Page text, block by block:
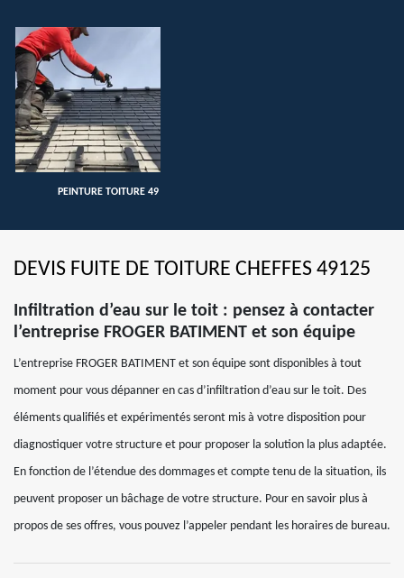
PEINTURE TOITURE 49
DEVIS FUITE DE TOITURE CHEFFES 49125
Infiltration d’eau sur le toit : pensez à contacter
l’entreprise FROGER BATIMENT et son équipe
L’entreprise FROGER BATIMENT et son équipe sont disponibles à tout
moment pour vous dépanner en cas d’infiltration d’eau sur le toit. Des
éléments qualifiés et expérimentés seront mis à votre disposition pour
diagnostiquer votre structure et pour proposer la solution la plus adaptée.
En fonction de l’étendue des dommages et compte tenu de la situation, ils
peuvent proposer un bâchage de votre structure. Pour en savoir plus à
propos de ses offres, vous pouvez l’appeler pendant les horaires de bureau.